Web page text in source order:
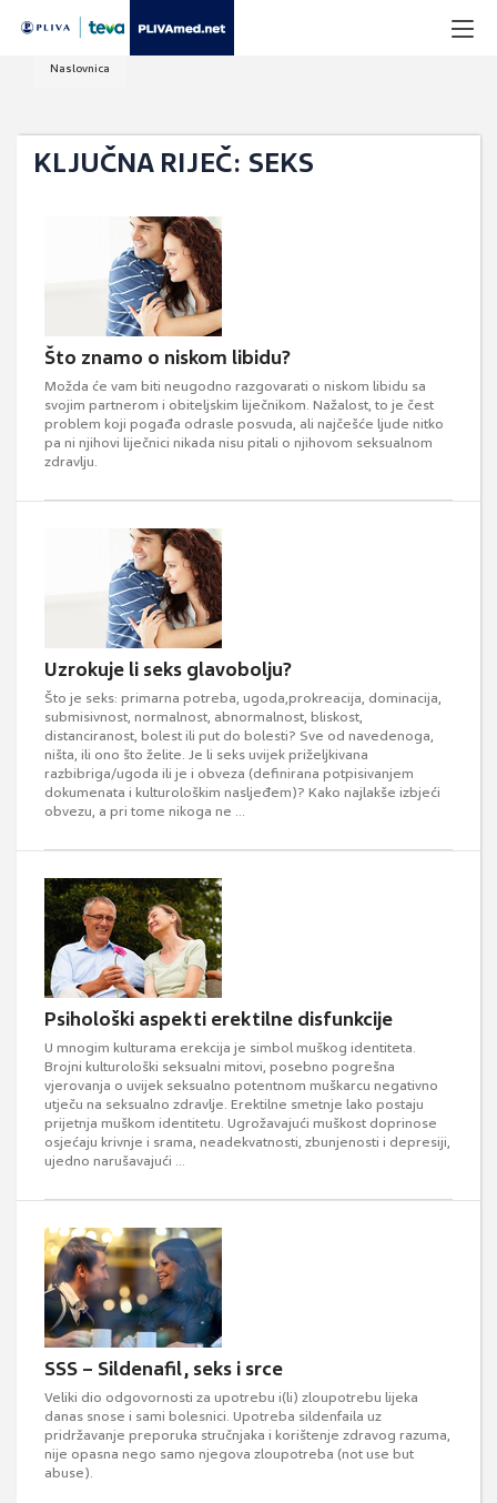
Naslovnica
KLJUČNA RIJEČ: SEKS
Što znamo o niskom libidu?
Možda će vam biti neugodno razgovarati o niskom libidu sa
svojim partnerom i obiteljskim liječnikom. Nažalost, to je čest
problem koji pogađa odrasle posvuda, ali najčešće ljude nitko
pa ni njihovi liječnici nikada nisu pitali o njihovom seksualnom
zdravlju.
Uzrokuje li seks glavobolju?
Što je seks: primarna potreba, ugoda,prokreacija, dominacija,
submisivnost, normalnost, abnormalnost, bliskost,
distanciranost, bolest ili put do bolesti? Sve od navedenoga,
ništa, ili ono što želite. Je li seks uvijek priželjkivana
razbibriga/ugoda ili je i obveza (definirana potpisivanjem
dokumenata i kulturološkim nasljeđem)? Kako najlakše izbjeći
obvezu, a pri tome nikoga ne ...
Psihološki aspekti erektilne disfunkcije
U mnogim kulturama erekcija je simbol muškog identiteta.
Brojni kulturološki seksualni mitovi, posebno pogrešna
vjerovanja o uvijek seksualno potentnom muškarcu negativno
utječu na seksualno zdravlje. Erektilne smetnje lako postaju
prijetnja muškom identitetu. Ugrožavajući muškost doprinose
osjećaju krivnje i srama, neadekvatnosti, zbunjenosti i depresiji,
ujedno narušavajući ...
SSS – Sildenafil, seks i srce
Veliki dio odgovornosti za upotrebu i(li) zloupotrebu lijeka
danas snose i sami bolesnici. Upotreba sildenfaila uz
pridržavanje preporuka stručnjaka i korištenje zdravog razuma,
nije opasna nego samo njegova zloupotreba (not use but
abuse).